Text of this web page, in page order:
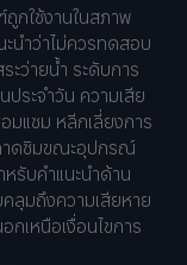
กใช้งานในสภาพ
นำว่าไม่ควรทดสอบ
ะว่ายน้ำ ระดับการ
ระจำวัน ความเสีย
แซม หลีกเลี่ยงการ
าดซิมขณะอุปกรณ์
รับคำแนะนำด้าน
ลุมถึงความเสียหาย
เหนือเงื่อนไขการ